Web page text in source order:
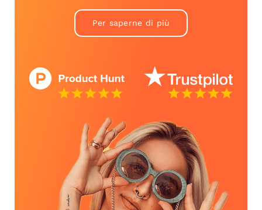
Per saperne di più